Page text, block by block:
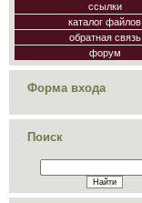
ссылки
каталог файлов
обратная связь
форум
Форма входа
Поиск